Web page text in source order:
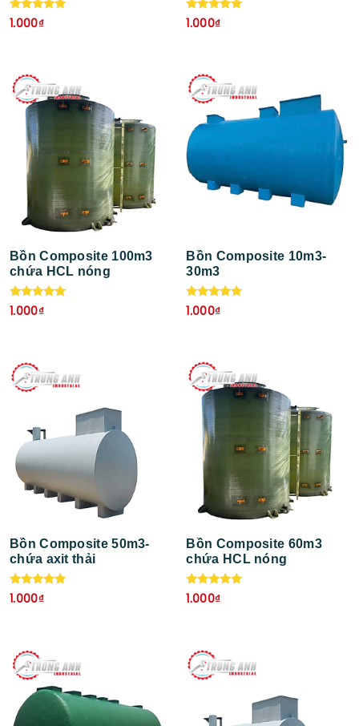
Được xếp
hạng
1.000₫
Được xếp
hạng
1.000₫
Bồn Composite 100m3
chứa HCL nóng
Được xếp
hạng
1.000₫
Bồn Composite 10m3-
30m3
Được xếp
hạng
1.000₫
Bồn Composite 50m3-
chứa axit thải
Được xếp
hạng
1.000₫
Bồn Composite 60m3
chứa HCL nóng
Được xếp
hạng
1.000₫